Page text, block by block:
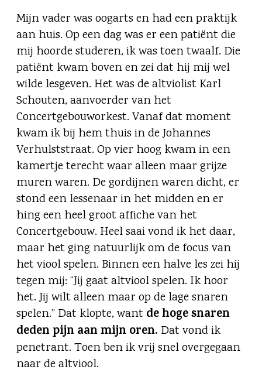
Mijn vader was oogarts en had een praktijk
aan huis. Op een dag was er een patiënt die
mij hoorde studeren, ik was toen twaalf. Die
patiënt kwam boven en zei dat hij mij wel
wilde lesgeven. Het was de altviolist Karl
Schouten, aanvoerder van het
Concertgebouworkest. Vanaf dat moment
kwam ik bij hem thuis in de Johannes
Verhulststraat. Op vier hoog kwam in een
kamertje terecht waar alleen maar grijze
muren waren. De gordijnen waren dicht, er
stond een lessenaar in het midden en er
hing een heel groot affiche van het
Concertgebouw. Heel saai vond ik het daar,
maar het ging natuurlijk om de focus van
het viool spelen. Binnen een halve les zei hij
tegen mij: “Jij gaat altviool spelen. Ik hoor
het. Jij wilt alleen maar op de lage snaren
spelen.” Dat klopte, want de hoge snaren
deden pijn aan mijn oren. Dat vond ik
penetrant. Toen ben ik vrij snel overgegaan
naar de altviool.